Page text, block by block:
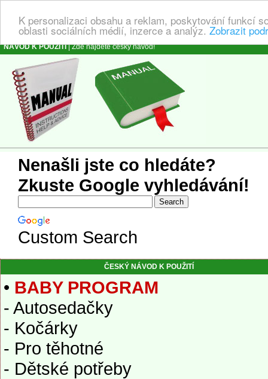
K personalizaci obsahu a reklam, poskytování funkcí
oblasti sociálních médií, inzerce a analýz. Zobrazit
NÁVOD K POUŽITÍ| Zde najdete český návod!
Nenašli jste co hledáte?
Zkuste Google vyhledávání!
Custom Search
ČESKÝ NÁVOD K POUŽITÍ
• BABY PROGRAM
- Autosedačky
- Kočárky
- Pro těhotné
- Dětské potřeby